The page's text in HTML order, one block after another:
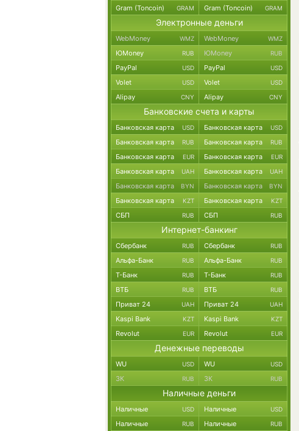
Gram (Toncoin) GRAM Gram (Toncoin) GRAM
Электронные деньги
WebMoney WMZ WebMoney WMZ
ЮMoney RUB ЮMoney RUB
PayPal USD PayPal USD
Volet USD Volet USD
Alipay CNY Alipay CNY
Банковские счета и карты
Банковская карта USD Банковская карта USD
Банковская карта RUB Банковская карта RUB
Банковская карта EUR Банковская карта EUR
Банковская карта UAH Банковская карта UAH
Банковская карта BYN Банковская карта BYN
Банковская карта KZT Банковская карта KZT
СБП RUB СБП RUB
Интернет-банкинг
Сбербанк RUB Сбербанк RUB
Альфа-Банк RUB Альфа-Банк RUB
Т-Банк RUB Т-Банк RUB
ВТБ RUB ВТБ RUB
Приват 24 UAH Приват 24 UAH
Kaspi Bank KZT Kaspi Bank KZT
Revolut EUR Revolut EUR
Денежные переводы
WU USD WU USD
ЗК RUB ЗК RUB
Наличные деньги
Наличные USD Наличные USD
Наличные RUB Наличные RUB